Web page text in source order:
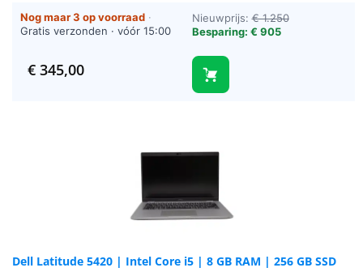
Nog maar 3 op voorraad ·
Gratis verzonden · vóór 15:00
Nieuwprijs:€ 1.250
Besparing: € 905
€345,00
Dell Latitude 5420 | Intel Core i5 | 8 GB RAM | 256 GB SSD